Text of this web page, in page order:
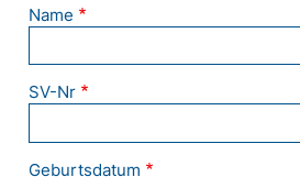
Name
SV-Nr
Geburtsdatum